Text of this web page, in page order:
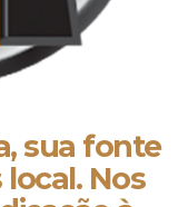
sua fonte
Nos